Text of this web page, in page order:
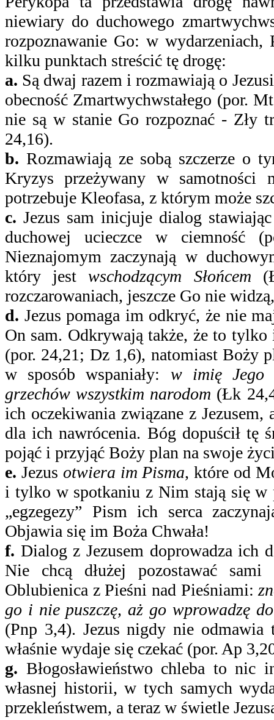
niewiary do duchowego
rozpoznawanie Go: w
kilku punktach streścić tę drogę:
a. Są dwaj razem i rozmawiają o
obecność Zmartwychwstałego (por.
nie są w stanie Go rozpoznać ‑
24,16).
b. Rozmawiają ze sobą szczerze o
Kryzys przeżywany w
potrzebuje Kleofasa, z którym może
c. Jezus sam inicjuje dialog
duchowej ucieczce w ciemność
Nieznajomym zaczynają w
który jestwschodzącym Słońcem
rozczarowaniach, jeszcze Go nie
d. Jezus pomaga im odkryć, że nie
On sam. Odkrywają także, że to
(por. 24,21; Dz 1,6), natomiast Boży
w sposób wspaniały: w imię Jego
grzechów wszystkim narodom (Łk
ich oczekiwania związane z Jezusem,
dla ich nawrócenia. Bóg dopuścił
pojąć i przyjąć Boży plan na swoje
e. Jezus otwiera im Pisma, które od
i tylko w spotkaniu z Nim stają się w
„egzegezy” Pism ich serca
Objawia się im Boża Chwała!
f. Dialog z Jezusem doprowadza ich
Nie chcą dłużej pozostawać
Oblubienica z Pieśni nad Pieśniami:
go i nie puszczę, aż go wprowadzę
(Pnp 3,4). Jezus nigdy nie odmawia
właśnie wydaje się czekać (por. Ap
g. Błogosławieństwo chleba to
własnej historii, w tych samych
przekleństwem, a teraz w świetle